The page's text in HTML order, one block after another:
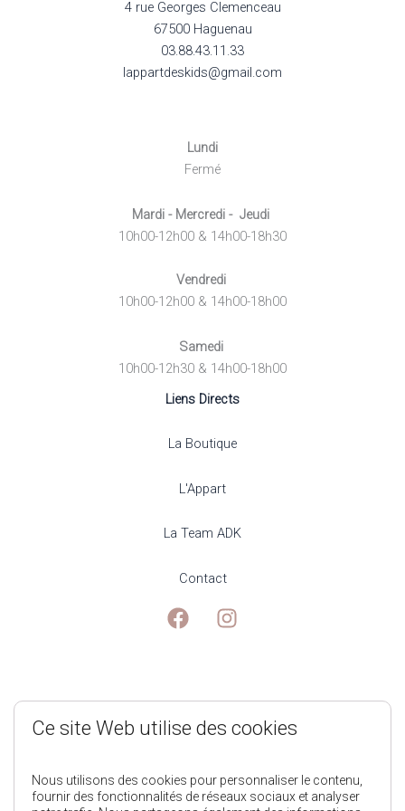
4 rue Georges Clemenceau
67500 Haguenau
03.88.43.11.33
lappartdeskids@gmail.com
Lundi
Fermé
Mardi - Mercredi - Jeudi
10h00-12h00 & 14h00-18h30
Vendredi
10h00-12h00 & 14h00-18h00
Samedi
10h00-12h30 & 14h00-18h00
Liens Directs
La Boutique
L'Appart
La Team ADK
Contact
Mentions Légales
Ce site Web utilise des cookies
Nous utilisons des cookies pour personnaliser le contenu,
fournir des fonctionnalités de réseaux sociaux et analyser